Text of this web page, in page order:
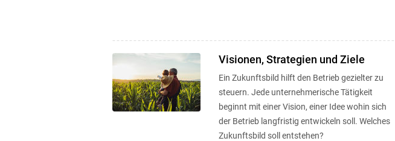
Visionen, Strategien und Ziele
Ein Zukunftsbild hilft den Betrieb gezielter zu
steuern. Jede unternehmerische Tätigkeit
beginnt mit einer Vision, einer Idee wohin sich
der Betrieb langfristig entwickeln soll. Welches
Zukunftsbild soll entstehen?